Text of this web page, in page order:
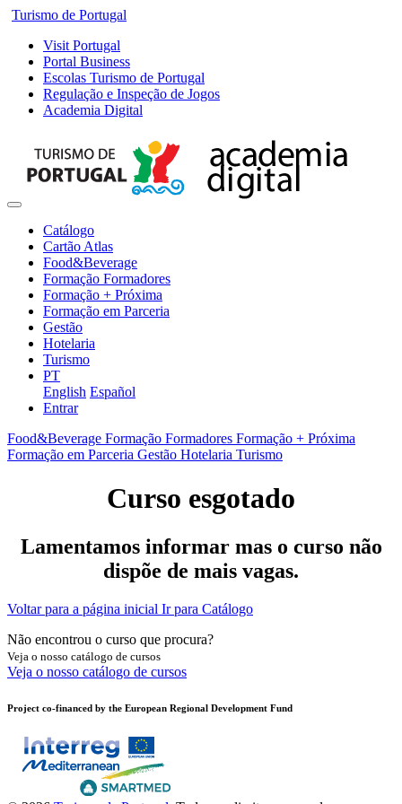
Turismo de Portugal
Visit Portugal
Portal Business
Escolas Turismo de Portugal
Regulação e Inspeção de Jogos
Academia Digital
Catálogo
Cartão Atlas
Food&Beverage
Formação Formadores
Formação + Próxima
Formação em Parceria
Gestão
Hotelaria
Turismo
PT
English Español
Entrar
Food&Beverage Formação Formadores Formação + Próxima
Formação em Parceria Gestão Hotelaria Turismo
Curso esgotado
Lamentamos informar mas o curso não
dispõe de mais vagas.
Voltar para a página inicial Ir para Catálogo
Não encontrou o curso que procura?
Veja o nosso catálogo de cursos
Veja o nosso catálogo de cursos
Project co-financed by the European Regional Development Fund